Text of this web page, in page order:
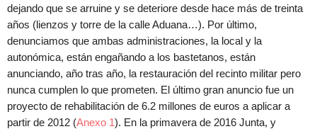
dejando que se arruine y se deteriore desde hace más de treinta
años (lienzos y torre de la calle Aduana…). Por último,
denunciamos que ambas administraciones, la local y la
autonómica, están engañando a los bastetanos, están
anunciando, año tras año, la restauración del recinto militar pero
nunca cumplen lo que prometen. El último gran anuncio fue un
proyecto de rehabilitación de 6.2 millones de euros a aplicar a
partir de 2012 (Anexo 1). En la primavera de 2016 Junta, y